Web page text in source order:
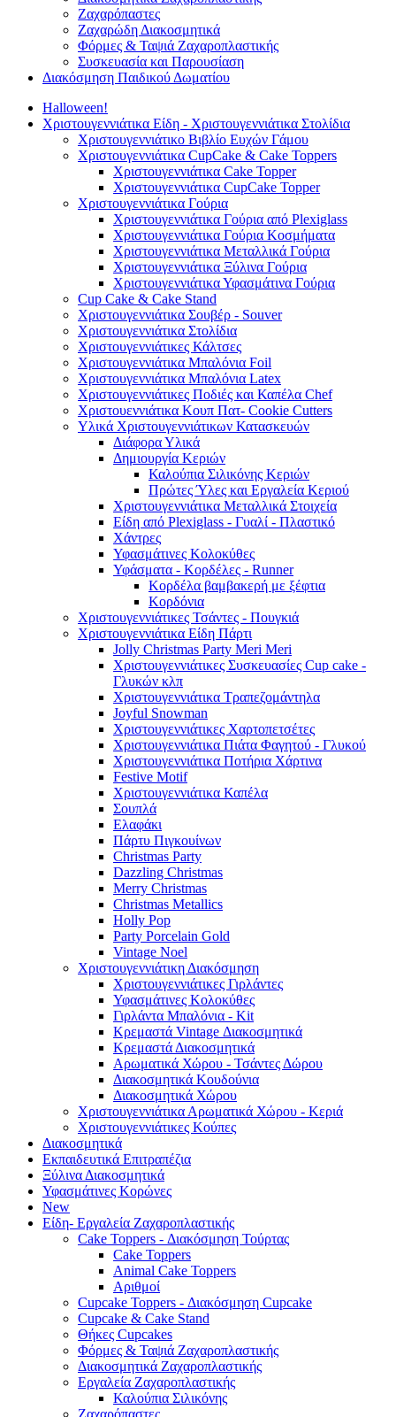
Ζαχαρόπαστες
Ζαχαρώδη Διακοσμητικά
Φόρμες & Ταψιά Ζαχαροπλαστικής
Συσκευασία και Παρουσίαση
Διακόσμηση Παιδικού Δωματίου
Halloween!
Χριστουγεννιάτικα Είδη - Χριστουγεννιάτικα Στολίδια
Χριστουγεννιάτικο Βιβλίο Ευχών Γάμου
Χριστουγεννιάτικα CupCake & Cake Toppers
Χριστουγεννιάτικα Cake Topper
Χριστουγεννιάτικα CupCake Topper
Χριστουγεννιάτικα Γούρια
Χριστουγεννιάτικα Γούρια από Plexiglass
Χριστουγεννιάτικα Γούρια Κοσμήματα
Χριστουγεννιάτικα Μεταλλικά Γούρια
Χριστουγεννιάτικα Ξύλινα Γούρια
Χριστουγεννιάτικα Υφασμάτινα Γούρια
Cup Cake & Cake Stand
Χριστουγεννιάτικα Σουβέρ - Souver
Χριστουγεννιάτικα Στολίδια
Χριστουγεννιάτικες Κάλτσες
Χριστουγεννιάτικα Μπαλόνια Foil
Χριστουγεννιάτικα Μπαλόνια Latex
Χριστουγεννιάτικες Ποδιές και Καπέλα Chef
Χριστουεννιάτικα Κουπ Πατ- Cookie Cutters
Υλικά Χριστουγεννιάτικων Κατασκευών
Διάφορα Υλικά
Δημιουργία Κεριών
Καλούπια Σιλικόνης Κεριών
Πρώτες Ύλες και Εργαλεία Κεριού
Χριστουγεννιάτικα Μεταλλικά Στοιχεία
Είδη από Plexiglass - Γυαλί - Πλαστικό
Χάντρες
Υφασμάτινες Κολοκύθες
Υφάσματα - Κορδέλες - Runner
Κορδέλα βαμβακερή με ξέφτια
Κορδόνια
Χριστουγεννιάτικες Τσάντες - Πουγκιά
Χριστουγεννιάτικα Είδη Πάρτι
Jolly Christmas Party Meri Meri
Χριστουγεννιάτικες Συσκευασίες Cup cake -
Γλυκών κλπ
Χριστουγεννιάτικα Τραπεζομάντηλα
Joyful Snowman
Χριστουγεννιάτικες Χαρτοπετσέτες
Χριστουγεννιάτικα Πιάτα Φαγητού - Γλυκού
Χριστουγεννιάτικα Ποτήρια Χάρτινα
Festive Motif
Χριστουγεννιάτικα Καπέλα
Σουπλά
Ελαφάκι
Πάρτυ Πιγκουίνων
Christmas Party
Dazzling Christmas
Merry Christmas
Christmas Metallics
Holly Pop
Party Porcelain Gold
Vintage Noel
Χριστουγεννιάτικη Διακόσμηση
Χριστουγεννιάτικες Γιρλάντες
Υφασμάτινες Κολοκύθες
Γιρλάντα Μπαλόνια - Kit
Κρεμαστά Vintage Διακοσμητικά
Κρεμαστά Διακοσμητικά
Αρωματικά Χώρου - Τσάντες Δώρου
Διακοσμητικά Κουδούνια
Διακοσμητικά Χώρου
Χριστουγεννιάτικα Αρωματικά Χώρου - Κεριά
Χριστουγεννιάτικες Κούπες
Διακοσμητικά
Εκπαιδευτικά Επιτραπέζια
Ξύλινα Διακοσμητικά
Υφασμάτινες Κορώνες
New
Είδη- Εργαλεία Ζαχαροπλαστικής
Cake Toppers - Διακόσμηση Τούρτας
Cake Toppers
Animal Cake Toppers
Αριθμοί
Cupcake Toppers - Διακόσμηση Cupcake
Cupcake & Cake Stand
Θήκες Cupcakes
Φόρμες & Ταψιά Ζαχαροπλαστικής
Διακοσμητικά Ζαχαροπλαστικής
Εργαλεία Ζαχαροπλαστικής
Καλούπια Σιλικόνης
Ζαχαρόπαστες